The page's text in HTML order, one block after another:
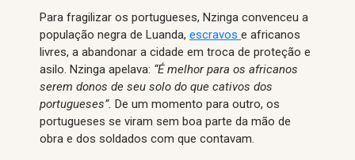
Para fragilizar os portugueses, Nzinga convenceu a
população negra de Luanda, escravos e africanos
livres, a abandonar a cidade em troca de proteção e
asilo. Nzinga apelava: “É melhor para os africanos
serem donos de seu solo do que cativos dos
portugueses”. De um momento para outro, os
portugueses se viram sem boa parte da mão de
obra e dos soldados com que contavam.